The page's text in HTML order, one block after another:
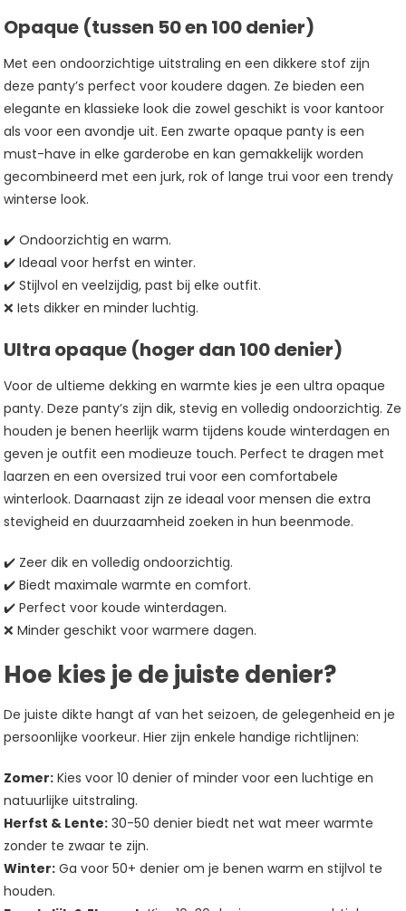
Opaque (tussen 50 en 100 denier)
Met een ondoorzichtige uitstraling en een dikkere stof zijn
deze panty’s perfect voor koudere dagen. Ze bieden een
elegante en klassieke look die zowel geschikt is voor kantoor
als voor een avondje uit. Een zwarte opaque panty is een
must-have in elke garderobe en kan gemakkelijk worden
gecombineerd met een jurk, rok of lange trui voor een trendy
winterse look.
✔️ Ondoorzichtig en warm.
✔️ Ideaal voor herfst en winter.
✔️ Stijlvol en veelzijdig, past bij elke outfit.
❌ Iets dikker en minder luchtig.
Ultra opaque (hoger dan 100 denier)
Voor de ultieme dekking en warmte kies je een ultra opaque
panty. Deze panty’s zijn dik, stevig en volledig ondoorzichtig. Ze
houden je benen heerlijk warm tijdens koude winterdagen en
geven je outfit een modieuze touch. Perfect te dragen met
laarzen en een oversized trui voor een comfortabele
winterlook. Daarnaast zijn ze ideaal voor mensen die extra
stevigheid en duurzaamheid zoeken in hun beenmode.
✔️ Zeer dik en volledig ondoorzichtig.
✔️ Biedt maximale warmte en comfort.
✔️ Perfect voor koude winterdagen.
❌ Minder geschikt voor warmere dagen.
Hoe kies je de juiste denier?
De juiste dikte hangt af van het seizoen, de gelegenheid en je
persoonlijke voorkeur. Hier zijn enkele handige richtlijnen:
Zomer: Kies voor 10 denier of minder voor een luchtige en
natuurlijke uitstraling.
Herfst & Lente: 30-50 denier biedt net wat meer warmte
zonder te zwaar te zijn.
Winter: Ga voor 50+ denier om je benen warm en stijlvol te
houden.